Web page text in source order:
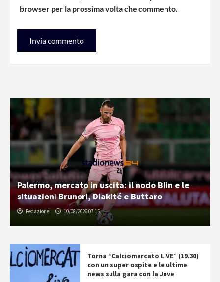
browser per la prossima volta che commento.
Palermo, mercato in uscita: il nodo Blin e le
situazioni Brunori, Diakité e Buttaro
Redazione 10/08/2026 07:15
Torna “Calciomercato LIVE” (19.30)
con un super ospite e le ultime
news sulla gara con la Juve